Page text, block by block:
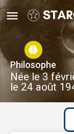
Philosophe
Née le 3
le 24 août